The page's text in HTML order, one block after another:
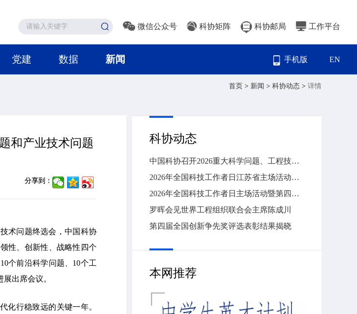
微信公众号 科协矩阵 科协邮局 工作平台
手机版 EN
党建 数据 新闻
首页 > 新闻 > 科协动态 > 详情
和产业技术问题
分享到：
术问题终选会，中国科协
性、创新性、战略性四个
个前沿科学问题、10个工
出席会议。
化行稳致远的关键一年。
科协动态
中国科协召开2026重大科学问题、工程技术难题和产业技术问题终选会
2026年全国科技工作者日江苏省主场活动暨江苏省科技工作者代表座谈会在宁举行
2026年全国科技工作者日主场活动暨第四届全国创新争先奖表彰大会在京举行
罗晖会见世界工程组织联合会主席陈成川
第四届全国创新争先奖评选表彰结果揭晓
本网推荐